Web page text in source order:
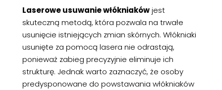
Laserowe usuwanie włókniakówjest
skuteczną metodą, która pozwala na trwałe
usunięcie istniejących zmian skórnych. Włókniaki
usunięte za pomocą lasera nie odrastają,
ponieważ zabieg precyzyjnie eliminuje ich
strukturę. Jednak warto zaznaczyć, że osoby
predysponowane do powstawania włókniaków